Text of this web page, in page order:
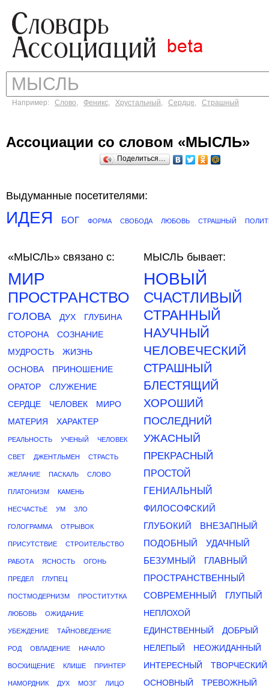
Например: Слово, Феникс, Хрустальный, Сердце, Страшный
Ассоциации со словом «МЫСЛЬ»
Поделиться…
Выдуманные посетителями:
ИДЕЯ БОГ ФОРМА СВОБОДА ЛЮБОВЬ СТРАШНЫЙ
«МЫСЛЬ» связано с:
МИР
ПРОСТРАНСТВО
ГОЛОВА ДУХ
ГЛУБИНА
СТОРОНА
СОЗНАНИЕ
МУДРОСТЬ
ЖИЗНЬ
ОСНОВА
ПРИНОШЕНИЕ
ОРАТОР
СЛУЖЕНИЕ
СЕРДЦЕ
ЧЕЛОВЕК
МИРО
МАТЕРИЯ
ХАРАКТЕР
РЕАЛЬНОСТЬ УЧЕНЫЙ ЧЕЛОВЕК
СВЕТ ДЖЕНТЛЬМЕН СТРАСТЬ
ЖЕЛАНИЕ ПАСКАЛЬ СЛОВО
ПЛАТОНИЗМ КАМЕНЬ
НЕСЧАСТЬЕ УМ ЗЛО
ГОЛОГРАММА ОТРЫВОК
ПРИСУТСТВИЕ СТРОИТЕЛЬСТВО
РАБОТА ЯСНОСТЬ ОГОНЬ
ПРЕДЕЛ ГЛУПЕЦ
ПОСТМОДЕРНИЗМ ПРОСТИТУТКА
ЛЮБОВЬ ОЖИДАНИЕ
УБЕЖДЕНИЕ ТАЙНОВЕДЕНИЕ
РОД ОВЛАДЕНИЕ НАЧАЛО
ВОСХИЩЕНИЕ КЛИШЕ ПРИНТЕР
НАМОРДНИК ДУХ МОЗГ ЛИЦО
МЫСЛЬ бывает:
НОВЫЙ
СЧАСТЛИВЫЙ
СТРАННЫЙ
НАУЧНЫЙ
ЧЕЛОВЕЧЕСКИЙ
СТРАШНЫЙ
БЛЕСТЯЩИЙ
ХОРОШИЙ
ПОСЛЕДНИЙ
УЖАСНЫЙ
ПРЕКРАСНЫЙ
ПРОСТОЙ
ГЕНИАЛЬНЫЙ
ФИЛОСОФСКИЙ
ГЛУБОКИЙ
ВНЕЗАПНЫЙ
ПОДОБНЫЙ
УДАЧНЫЙ
БЕЗУМНЫЙ
ГЛАВНЫЙ
ПРОСТРАНСТВЕННЫЙ
СОВРЕМЕННЫЙ
ГЛУПЫЙ
НЕПЛОХОЙ
ЕДИНСТВЕННЫЙ
ДОБРЫЙ
НЕЛЕПЫЙ
НЕОЖИДАННЫЙ
ИНТЕРЕСНЫЙ
ТВОРЧЕСКИЙ
ОСНОВНЫЙ
ТРЕВОЖНЫЙ